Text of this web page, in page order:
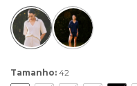
Tamanho: 42